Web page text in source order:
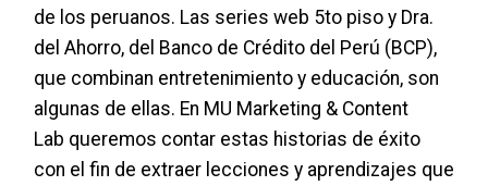
de los peruanos. Las series web 5to piso y Dra.
del Ahorro, del Banco de Crédito del Perú (BCP),
que combinan entretenimiento y educación, son
algunas de ellas. En MU Marketing & Content
Lab queremos contar estas historias de éxito
con el fin de extraer lecciones y aprendizajes que